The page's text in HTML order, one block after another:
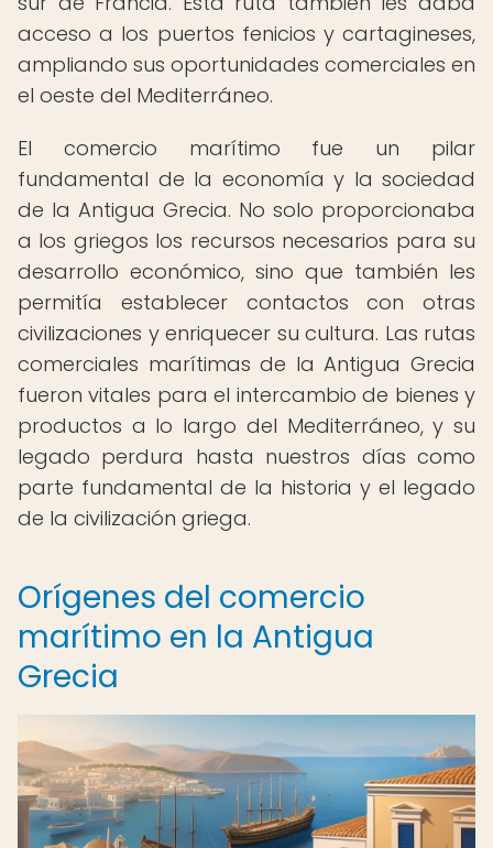
acceso a los puertos fenicios y cartagineses,
ampliando sus oportunidades comerciales en
el oeste del Mediterráneo.
El comercio marítimo fue un pilar
fundamental de la economía y la sociedad
de la Antigua Grecia. No solo proporcionaba
a los griegos los recursos necesarios para su
desarrollo económico, sino que también les
permitía establecer contactos con otras
civilizaciones y enriquecer su cultura. Las rutas
comerciales marítimas de la Antigua Grecia
fueron vitales para el intercambio de bienes y
productos a lo largo del Mediterráneo, y su
legado perdura hasta nuestros días como
parte fundamental de la historia y el legado
de la civilización griega.
Orígenes del comercio
marítimo en la Antigua
Grecia